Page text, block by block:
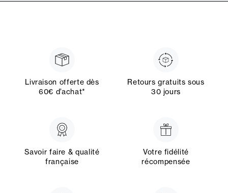
Livraison offerte dès
60€ d’achat*
Retours gratuits sous
30 jours
Savoir faire & qualité
française
Votre fidélité
récompensée